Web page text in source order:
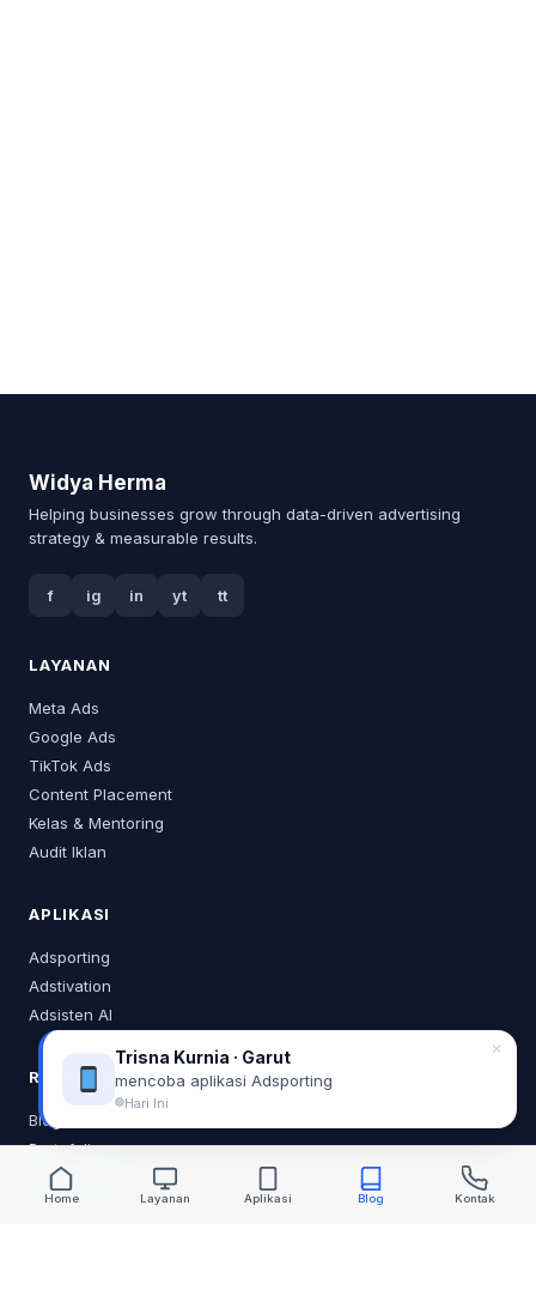
Widya Herma
Helping businesses grow through data-driven advertising
strategy & measurable results.
f ig in yt tt
LAYANAN
Meta Ads
Google Ads
TikTok Ads
Content Placement
Kelas & Mentoring
Audit Iklan
APLIKASI
Adsporting
Adstivation
Adsisten AI
RESOURCES
Blog
Portofolio
Tentang Saya
Home Layanan Aplikasi Blog Kontak
Trisna Kurnia · Garut
mencoba aplikasi Adsporting
Hari Ini
✕